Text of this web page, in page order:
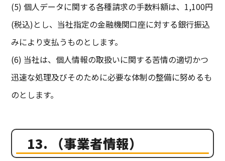
(5) 個人データに関する各種請求の手数料額は、1,100円
(税込)とし、当社指定の金融機関口座に対する銀行振込
みにより支払うものとします。
(6) 当社は、個人情報の取扱いに関する苦情の適切かつ
迅速な処理及びそのために必要な体制の整備に努めるも
のとします。
13. （事業者情報）